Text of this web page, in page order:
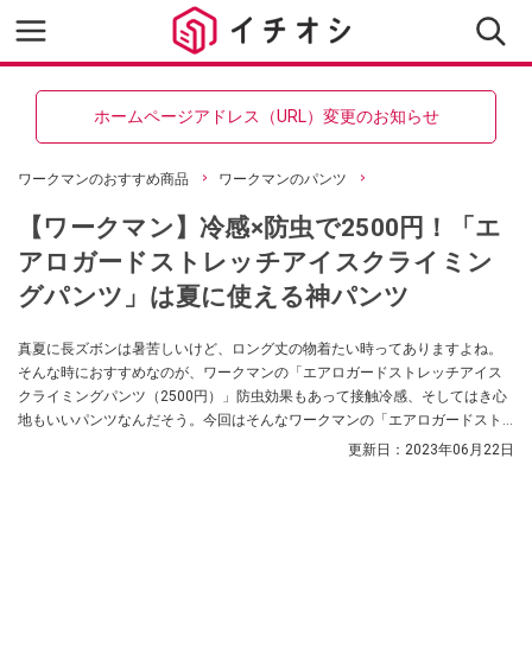
ホームページアドレス（URL）変更のお知らせ
ワークマンのおすすめ商品 ワークマンのパンツ
【ワークマン】冷感×防虫で2500円！「エ
アロガードストレッチアイスクライミン
グパンツ」は夏に使える神パンツ
真夏に長ズボンは暑苦しいけど、ロング丈の物着たい時ってありますよね。
そんな時におすすめなのが、ワークマンの「エアロガードストレッチアイス
クライミングパンツ（2500円）」防虫効果もあって接触冷感、そしてはき心
地もいいパンツなんだそう。今回はそんなワークマンの「エアロガードスト
レッチアイスクライミングパンツ」を「生地のよろず屋 ナイロンポリエステ
更新日： 2023年06月22日